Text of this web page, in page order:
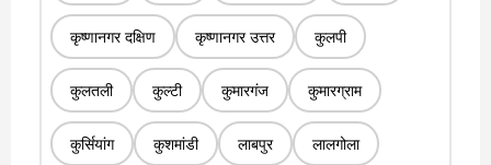
कृष्णानगर दक्षिण कृष्णानगर उत्तर कुलपी
कुलतली कुल्टी कुमारगंज कुमारग्राम
कुर्सियांग कुशमांडी लाबपुर लालगोला